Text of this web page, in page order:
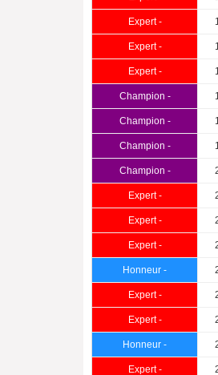
Expert -
Expert -
Expert -
Champion -
Champion -
Champion -
Champion -
Expert -
Expert -
Expert -
Honneur -
Expert -
Expert -
Honneur -
Expert -